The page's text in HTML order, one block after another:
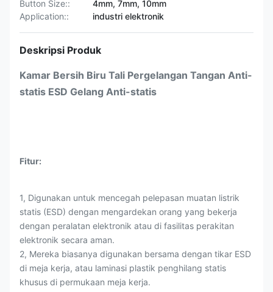
Button Size::
4mm, 7mm, 10mm
Application::
industri elektronik
Deskripsi Produk
Kamar Bersih Biru Tali Pergelangan Tangan Anti-
statis ESD Gelang Anti-statis
Fitur:
1, Digunakan untuk mencegah pelepasan muatan listrik
statis (ESD) dengan mengardekan orang yang bekerja
dengan peralatan elektronik atau di fasilitas perakitan
elektronik secara aman.
2, Mereka biasanya digunakan bersama dengan tikar ESD
di meja kerja, atau laminasi plastik penghilang statis
khusus di permukaan meja kerja.